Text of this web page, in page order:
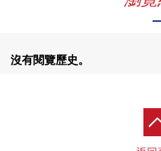
沒有閱覽歷史。